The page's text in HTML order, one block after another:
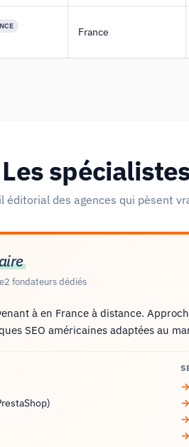
France
Les
éditorial des agences qui pèsent
2 fondateurs dédiés
à en France à distance.
SEO américaines adaptées au